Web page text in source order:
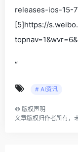
releases-ios-15-
[5]https://
“
# AI资讯
© 版权声明
文章版权归作者所有，